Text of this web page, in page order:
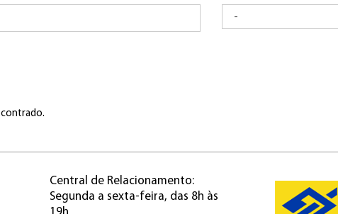
Central de Relacionamento:
Segunda a sexta-feira, das 8h às